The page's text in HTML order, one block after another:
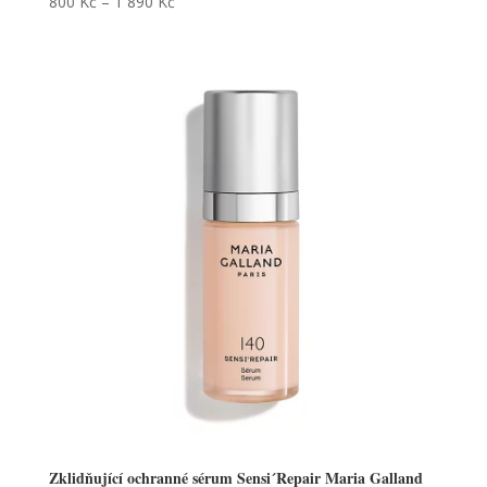
Zklidňující ochranné sérum Sensi´Repair Maria Galland